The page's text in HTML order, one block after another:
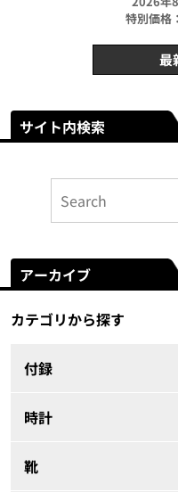
特別価格
最
サイト内検索
アーカイブ
カテゴリから探す
付録
時計
靴